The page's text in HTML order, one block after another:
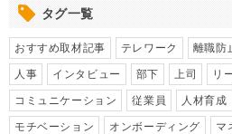
タグ一覧
おすすめ取材記事 テレワーク 離職防
人事 インタビュー 部下 上司 リ
コミュニケーション 従業員 人材育成
モチベーション オンボーディング マ